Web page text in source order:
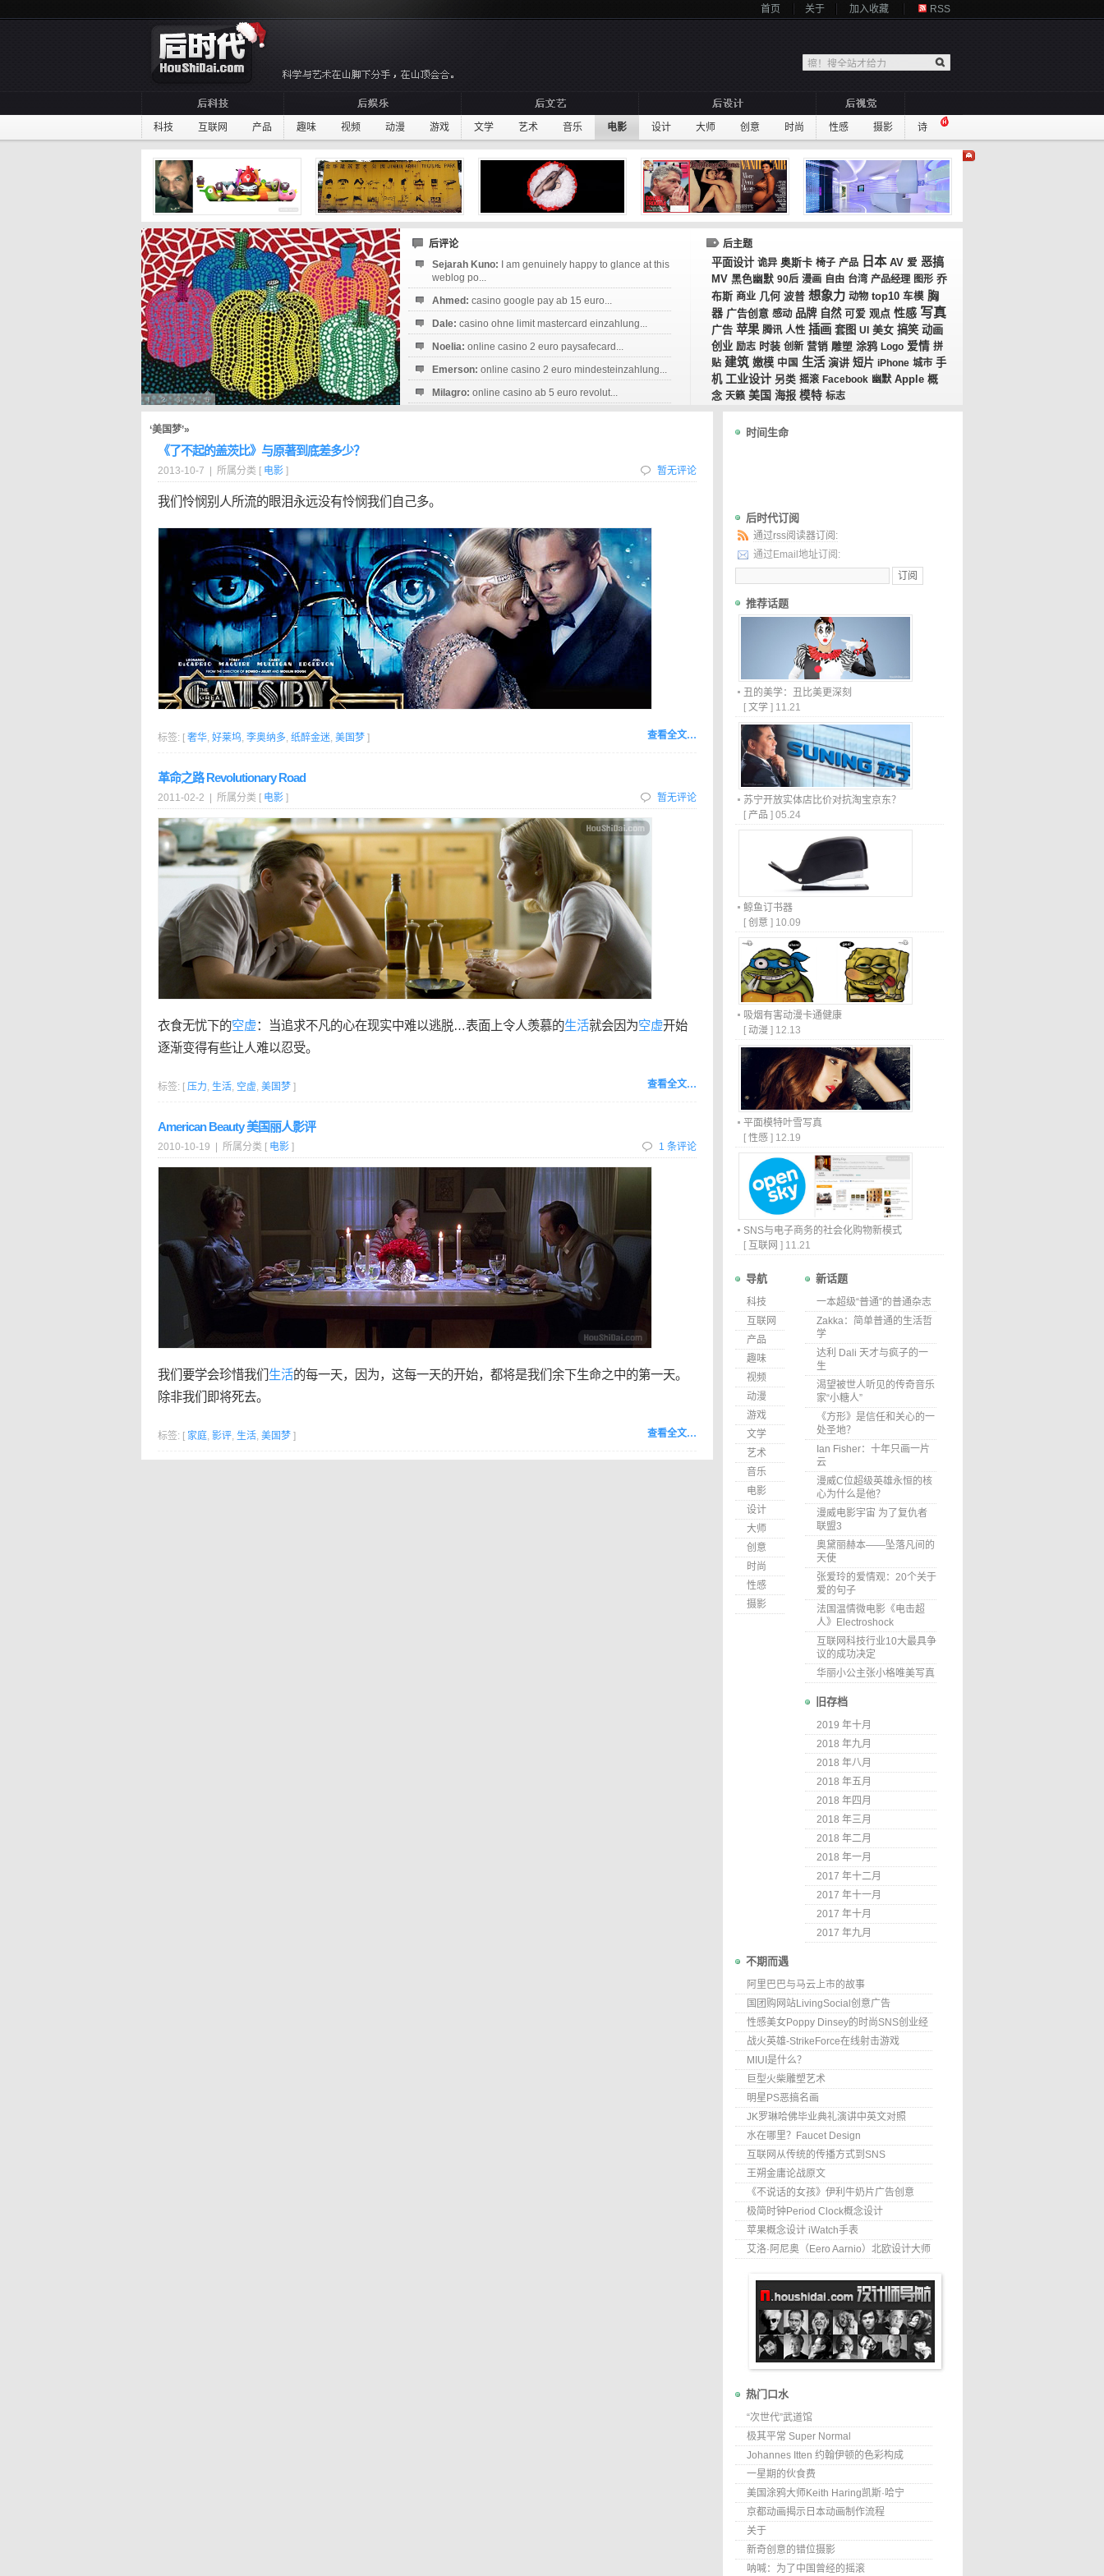
首页 关于 加入收藏 RSS
科技 互联网 产品 趣味 视频 动漫 游戏 文学 艺术 音乐 电影 设计 大师 创意 时尚 性感 摄影 诗
后评论
Sejarah Kuno:
I am genuinely happy to glance at this
weblog po...
Ahmed: casino google pay ab 15 euro...
Dale: casino ohne limit mastercard einzahlung...
Noelia: online casino 2 euro paysafecard...
Emerson: online casino 2 euro mindesteinzahlung...
Milagro: online casino ab 5 euro revolut...
后主题
平面设计 诡异 奥斯卡 椅子 产品 日本 AV 爱 恶搞
MV 黑色幽默 90后 漫画 自由 台湾 产品经理 图形 乔
布斯 商业 几何 波普 想象力 动物 top10 车模 胸
器 广告创意 感动 品牌 自然 可爱 观点 性感 写真
广告 苹果 腾讯 人性 插画 套图 UI 美女 搞笑 动画
创业 励志 时装 创新 营销 雕塑 涂鸦 Logo 爱情 拼
贴 建筑 嫩模 中国 生活 演讲 短片 iPhone 城市 手
机 工业设计 另类 摇滚 Facebook 幽默 Apple 概
念 天籁 美国 海报 模特 标志
‘美国梦’»
《了不起的盖茨比》与原著到底差多少？
2013-10-7 | 所属分类 [ 电影 ] 暂无评论
我们怜悯别人所流的眼泪永远没有怜悯我们自己多。
查看全文…
标签: [ 奢华, 好莱坞, 李奥纳多, 纸醉金迷, 美国梦 ]
革命之路 Revolutionary Road
2011-02-2 | 所属分类 [ 电影 ] 暂无评论
衣食无忧下的空虚：当追求不凡的心在现实中难以逃脱…表面上令人羡慕的生活就会因为空虚开始
逐渐变得有些让人难以忍受。
查看全文…
标签: [ 压力, 生活, 空虚, 美国梦 ]
American Beauty 美国丽人影评
2010-10-19 | 所属分类 [ 电影 ] 1 条评论
我们要学会珍惜我们 生活的每一天，因为，这每一天的开始，都将是我们余下生命之中的第一天。
除非我们即将死去。
查看全文…
标签: [ 家庭, 影评, 生活, 美国梦 ]
时间生命
后时代订阅
通过rss阅读器订阅:
通过Email地址订阅:
推荐话题
丑的美学：丑比美更深刻
[ 文学 ] 11.21
苏宁开放实体店比价对抗淘宝京东？
[ 产品 ] 05.24
鲸鱼订书器
[ 创意 ] 10.09
吸烟有害动漫卡通健康
[ 动漫 ] 12.13
平面模特叶雪写真
[ 性感 ] 12.19
SNS与电子商务的社会化购物新模式
[ 互联网 ] 11.21
导航
科技
互联网
产品
趣味
视频
动漫
游戏
文学
艺术
音乐
电影
设计
大师
创意
时尚
性感
摄影
新话题
一本超级“普通”的普通杂志
Zakka：简单普通的生活哲
学
达利 Dali 天才与疯子的一
生
渴望被世人听见的传奇音乐
家“小糖人”
《方形》是信任和关心的一
处圣地？
Ian Fisher：十年只画一片
云
漫威C位超级英雄永恒的核
心为什么是他？
漫威电影宇宙 为了复仇者
联盟3
奥黛丽赫本——坠落凡间的
天使
张爱玲的爱情观：20个关于
爱的句子
法国温情微电影《电击超
人》Electroshock
互联网科技行业10大最具争
议的成功决定
华丽小公主张小格唯美写真
旧存档
2019 年十月
2018 年九月
2018 年八月
2018 年五月
2018 年四月
2018 年三月
2018 年二月
2018 年一月
2017 年十二月
2017 年十一月
2017 年十月
2017 年九月
不期而遇
阿里巴巴与马云上市的故事
国团购网站LivingSocial创意广告
性感美女Poppy Dinsey的时尚SNS创业经
战火英雄-StrikeForce在线射击游戏
MIUI是什么？
巨型火柴雕塑艺术
明星PS恶搞名画
JK罗琳哈佛毕业典礼演讲中英文对照
水在哪里？Faucet Design
互联网从传统的传播方式到SNS
王朔金庸论战原文
《不说话的女孩》伊利牛奶片广告创意
极简时钟Period Clock概念设计
苹果概念设计 iWatch手表
艾洛·阿尼奥（Eero Aarnio）北欧设计大师
热门口水
“次世代”武道馆
极其平常 Super Normal
Johannes Itten 约翰伊顿的色彩构成
一星期的伙食费
美国涂鸦大师Keith Haring凯斯·哈宁
京都动画揭示日本动画制作流程
关于
新奇创意的错位摄影
呐喊：为了中国曾经的摇滚